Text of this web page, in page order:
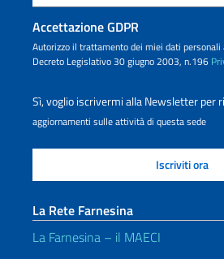
Accettazione GDPR
Autorizzo il trattamento dei miei dati personali
Decreto Legislativo 30 giugno 2003, n.196
Sì, voglio iscrivermi alla Newsletter per
aggiornamenti sulle attività di questa sede
La Rete Farnesina
La Farnesina – il MAECI